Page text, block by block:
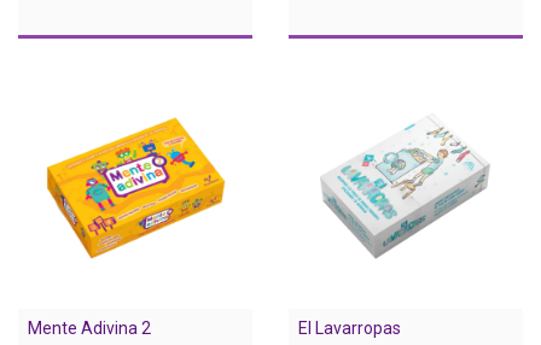
Mente Adivina 2 El Lavarropas